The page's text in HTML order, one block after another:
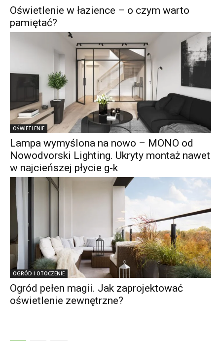
Oświetlenie w łazience – o czym warto
pamiętać?
OŚWIETLENIE
Lampa wymyślona na nowo – MONO od
Nowodvorski Lighting. Ukryty montaż nawet
w najcieńszej płycie g-k
OGRÓD I OTOCZENIE
Ogród pełen magii. Jak zaprojektować
oświetlenie zewnętrzne?